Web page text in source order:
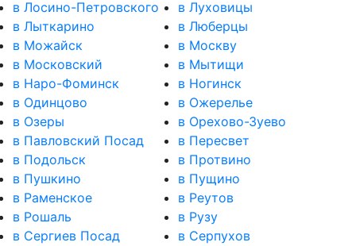
в Лосино-Петровского
в Луховицы
в Лыткарино
в Люберцы
в Можайск
в Москву
в Московский
в Мытищи
в Наро-Фоминск
в Ногинск
в Одинцово
в Ожерелье
в Озеры
в Орехово-Зуево
в Павловский Посад
в Пересвет
в Подольск
в Протвино
в Пушкино
в Пущино
в Раменское
в Реутов
в Рошаль
в Рузу
в Сергиев Посад
в Серпухов